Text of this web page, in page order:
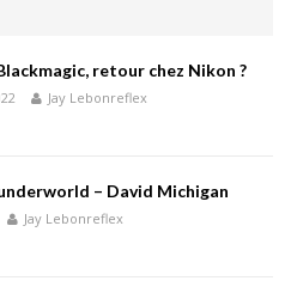
retour chez Nikon ?
Jay Lebonreflex
– David Michigan
Jay Lebonreflex